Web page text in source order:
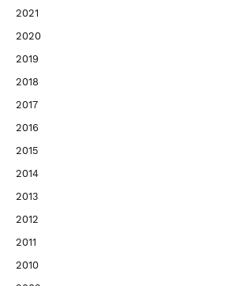
2021
2020
2019
2018
2017
2016
2015
2014
2013
2012
2011
2010